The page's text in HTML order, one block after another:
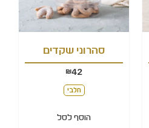
סהרוני שקדים
42
₪
חלבי
הוסף לסל